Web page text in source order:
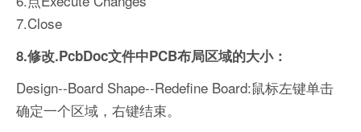
7.Close
8.修改.PcbDoc文件中PCB布局区域的大小：
Design--Board Shape--Redefine Board:鼠标左键单击
确定一个区域，右键结束。